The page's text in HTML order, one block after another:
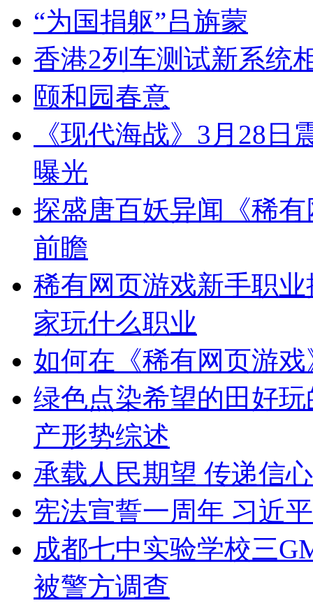
“为国捐躯”吕旃蒙
香港2列车测试新系统
颐和园春意
《现代海战》3月28
曝光
探盛唐百妖异闻《稀
前瞻
稀有网页游戏新手职
家玩什么职业
如何在《稀有网页游
绿色点染希望的田好
产形势综述
承载人民期望 传递信
宪法宣誓一周年 习近
成都七中实验学校三
被警方调查